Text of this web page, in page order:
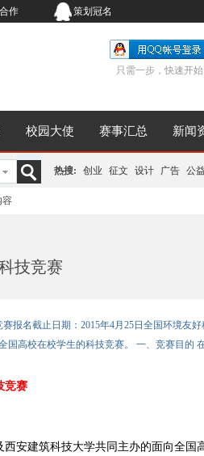
作 策划冠名
只需一步，快速开始
校园大使 赛事汇总 新闻
索
热搜: 创业 征文 设计 广告 公益
容
技竞赛
报名截止日期：2015年4月25日全国环境友
高校在校学生的科技竞赛。 一、竞赛目的
竞赛
安建筑科技大学共同主办的面向全国